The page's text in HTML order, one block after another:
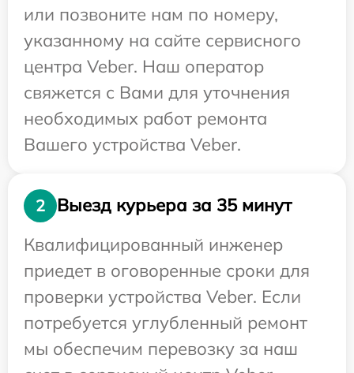
или позвоните нам по номеру,
указанному на сайте сервисного
центра Veber. Наш оператор
свяжется с Вами для уточнения
необходимых работ ремонта
Вашего устройства Veber.
2
Выезд курьера за 35 минут
Квалифицированный инженер
приедет в оговоренные сроки для
проверки устройства Veber. Если
потребуется углубленный ремонт
мы обеспечим перевозку за наш